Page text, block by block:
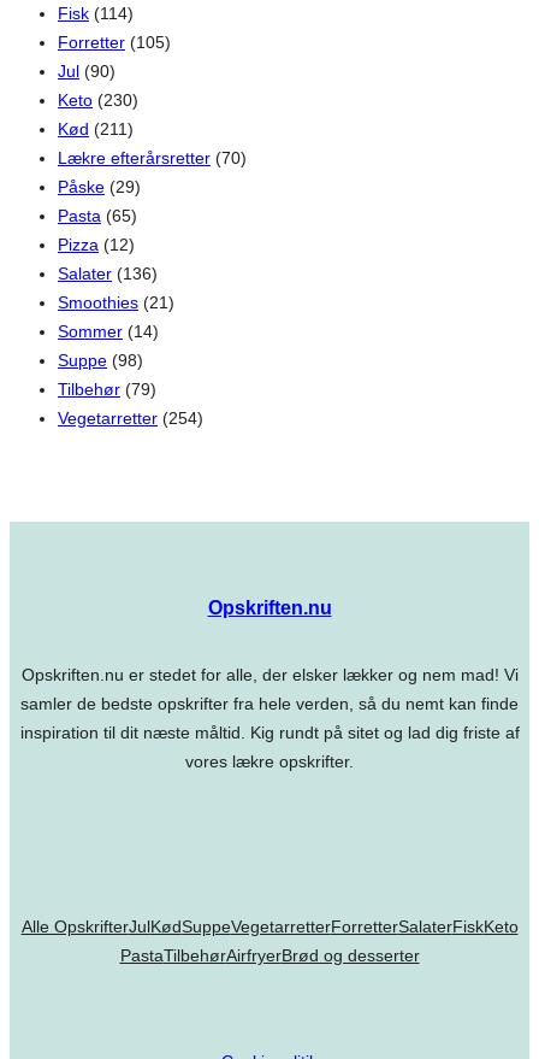
Fisk (114)
Forretter (105)
Jul (90)
Keto (230)
Kød (211)
Lækre efterårsretter (70)
Påske (29)
Pasta (65)
Pizza (12)
Salater (136)
Smoothies (21)
Sommer (14)
Suppe (98)
Tilbehør (79)
Vegetarretter (254)
Opskriften.nu
Opskriften.nu er stedet for alle, der elsker lækker og nem mad! Vi
samler de bedste opskrifter fra hele verden, så du nemt kan finde
inspiration til dit næste måltid. Kig rundt på sitet og lad dig friste af
vores lækre opskrifter.
Alle OpskrifterJulKødSuppeVegetarretterForretterSalaterFiskKeto
PastaTilbehørAirfryerBrød og desserter